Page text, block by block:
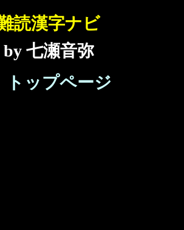
読漢字ナビ
by 七瀬音弥
ップページ